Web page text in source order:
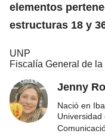
elementos
estructuras 18 y
UNP
Fiscalía General de la
Jenny
Nació en